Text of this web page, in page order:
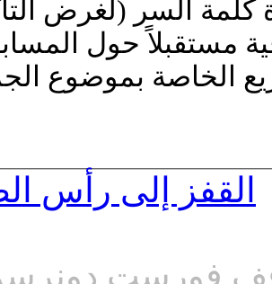
مستقبلاً حول
القفز إلى رأس
فورست